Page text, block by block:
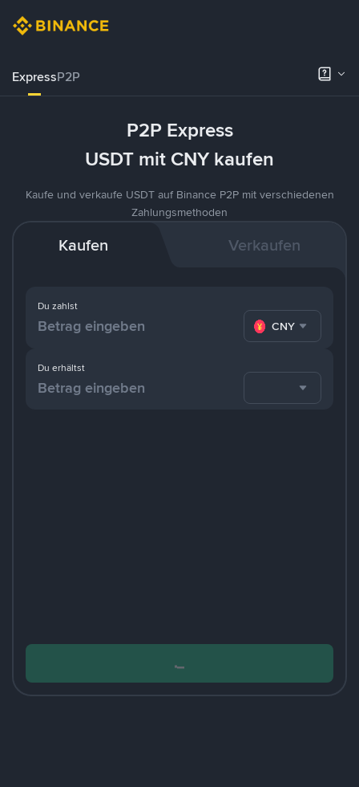
ExpressP2P
P2P Express
USDT mit CNY kaufen
Kaufe und verkaufe USDT auf Binance P2P mit verschiedenen
Zahlungsmethoden
Kaufen Verkaufen
Du zahlst
CNY
Du erhältst